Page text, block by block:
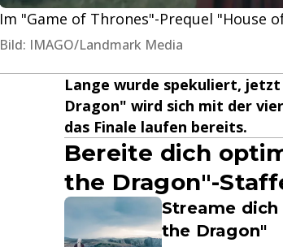
Im "Game of Thrones"-Prequel "House
Bild: IMAGO/Landmark Media
Lange wurde spekuliert,
Dragon" wird sich mit der
das Finale laufen bereits.
Bereite dich
the Dragon"-
Streame
the Dragon"